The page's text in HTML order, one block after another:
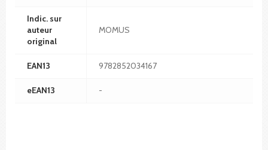
Indic. sur
auteur
original
MOMUS
EAN13 9782852034167
eEAN13 -